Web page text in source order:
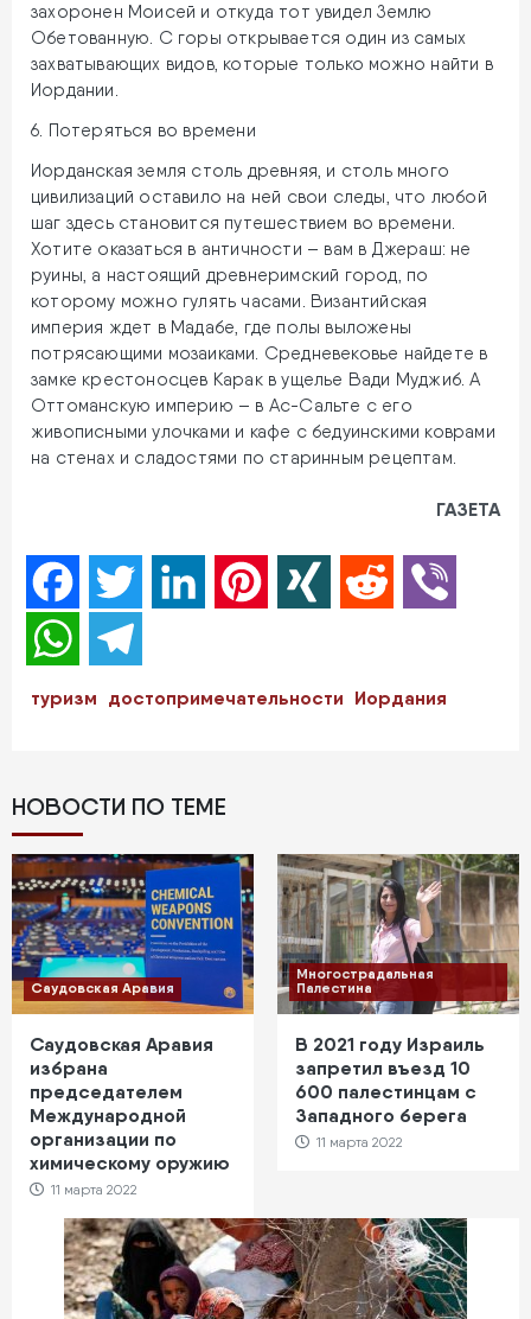
захоронен Моисей и откуда тот увидел Землю
Обетованную. С горы открывается один из самых
захватывающих видов, которые только можно найти в
Иордании.
6. Потеряться во времени
Иорданская земля столь древняя, и столь много
цивилизаций оставило на ней свои следы, что любой
шаг здесь становится путешествием во времени.
Хотите оказаться в античности – вам в Джераш: не
руины, а настоящий древнеримский город, по
которому можно гулять часами. Византийская
империя ждет в Мадабе, где полы выложены
потрясающими мозаиками. Средневековье найдете в
замке крестоносцев Карак в ущелье Вади Муджиб. А
Оттоманскую империю – в Ас-Сальте с его
живописными улочками и кафе с бедуинскими коврами
на стенах и сладостями по старинным рецептам.
ГАЗЕТА
FacebookTwitter LinkedIn Pinterest XING Reddit
WhatsApp
туризм достопримечательности Иордания
НОВОСТИ ПО ТЕМЕ
Саудовская Аравия
Саудовская Аравия
избрана
председателем
Международной
организации по
химическому оружию
11 марта 2022
Многострадальная
Палестина
В 2021 году Израиль
запретил въезд 10
600 палестинцам с
Западного берега
11 марта 2022